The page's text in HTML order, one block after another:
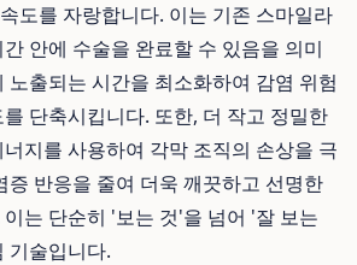
도를 자랑합니다. 이는 기존 스마일라
안에 수술을 완료할 수 있음을 의미
노출되는 시간을 최소화하여 감염 위험
단축시킵니다. 또한, 더 작고 정밀한
지를 사용하여 각막 조직의 손상을 극
증 반응을 줄여 더욱 깨끗하고 선명한
는 단순히 '보는 것'을 넘어 '잘 보는
기술입니다.